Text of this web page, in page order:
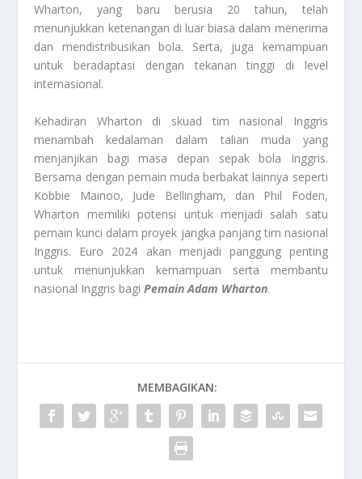
Wharton, yang baru berusia 20 tahun, telah
menunjukkan ketenangan di luar biasa dalam menerima
dan mendistribusikan bola. Serta, juga kemampuan
untuk beradaptasi dengan tekanan tinggi di level
internasional.
Kehadiran Wharton di skuad tim nasional Inggris
menambah kedalaman dalam talian muda yang
menjanjikan bagi masa depan sepak bola Inggris.
Bersama dengan pemain muda berbakat lainnya seperti
Kobbie Mainoo, Jude Bellingham, dan Phil Foden,
Wharton memiliki potensi untuk menjadi salah satu
pemain kunci dalam proyek jangka panjang tim nasional
Inggris. Euro 2024 akan menjadi panggung penting
untuk menunjukkan kemampuan serta membantu
nasional Inggris bagiPemain Adam Wharton.
MEMBAGIKAN: